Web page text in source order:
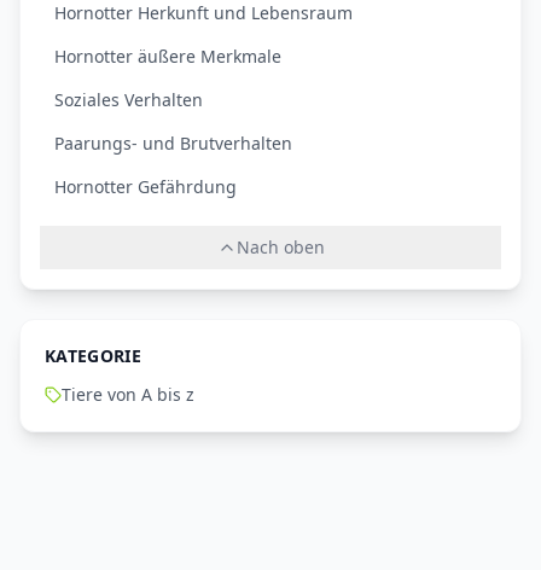
Hornotter Herkunft und Lebensraum
Hornotter äußere Merkmale
Soziales Verhalten
Paarungs- und Brutverhalten
Hornotter Gefährdung
Nach oben
KATEGORIE
Tiere von A bis z